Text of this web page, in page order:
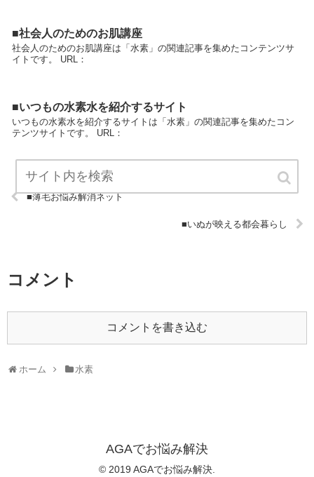
■社会人のためのお肌講座
社会人のためのお肌講座は「水素」の関連記事を集めたコンテンツサ
イトです。 URL：
■いつもの水素水を紹介するサイト
いつもの水素水を紹介するサイトは「水素」の関連記事を集めたコン
テンツサイトです。 URL：
■薄毛お悩み解消ネット
■いぬが映える都会暮らし
コメント
コメントを書き込む
ホーム 水素
AGAでお悩み解決
© 2019 AGAでお悩み解決.